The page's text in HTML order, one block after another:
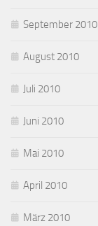
September 2010
August 2010
Juli 2010
Juni 2010
Mai 2010
April 2010
März 2010